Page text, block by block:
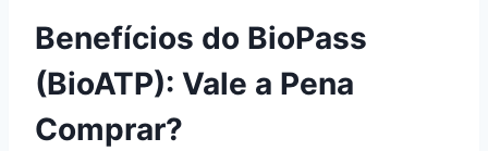
Benefícios do BioPass
(BioATP): Vale a Pena
Comprar?